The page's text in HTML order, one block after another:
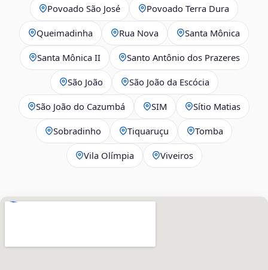
Povoado São José Povoado Terra Dura
Queimadinha Rua Nova Santa Mônica
Santa Mônica II Santo Antônio dos Prazeres
São João São João da Escócia
São João do Cazumbá SIM Sítio Matias
Sobradinho Tiquaruçu Tomba
Vila Olímpia Viveiros